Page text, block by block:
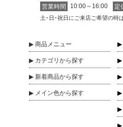
営業時間 10:00～16:00 定
土･日･祝日にご来店ご希望の時
商品 メニュー
カテゴリ から探す
新着商品から探す
メイン色から探す